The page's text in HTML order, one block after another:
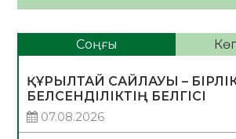
Соңғы
ҚҰРЫЛТАЙ САЙЛАУЫ –
БЕЛСЕНДІЛІКТІҢ БЕЛГІСІ
07.08.2026